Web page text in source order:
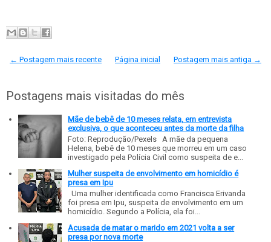
← Postagem mais recente Postagem mais antiga →
Página inicial
Postagens mais visitadas do mês
Mãe de bebê de 10 meses relata, em entrevista
exclusiva, o que aconteceu antes da morte da filha
Foto: Reprodução/Pexels A mãe da pequena
Helena, bebê de 10 meses que morreu em um caso
investigado pela Polícia Civil como suspeita de e...
Mulher suspeita de envolvimento em homicídio é
presa em Ipu
Uma mulher identificada como Francisca Erivanda
foi presa em Ipu, suspeita de envolvimento em um
homicídio. Segundo a Polícia, ela foi...
Acusada de matar o marido em 2021 volta a ser
presa por nova morte